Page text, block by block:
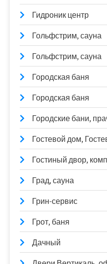
Гидроник центр
Гольфстрим, сауна
Гольфстрим, сауна
Городская баня
Городская баня
Городские бани,
Гостевой дом,
Гостиный двор,
Град, сауна
Грин-сервис
Грот, баня
Дачный